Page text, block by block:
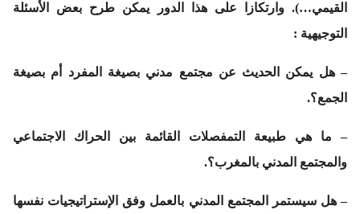
القيمي…). وارتكازا على هذا الدور يمكن طرح بعض الأسئلة
التوجيهية :
– هل يمكن الحديث عن مجتمع مدني بصيغة المفرد أم بصيغة
الجمع؟.
– ما هي طبيعة التمفصلات القائمة بين الحراك الاجتماعي
والمجتمع المدني بالمغرب؟.
– هل سيستمر المجتمع المدني بالعمل وفق الإستراتيجيات نفسها